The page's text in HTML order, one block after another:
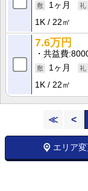
1ヶ月
1K
22㎡
7.6万円
共益費
1ヶ月
1K
22㎡
≪ <
エリア変